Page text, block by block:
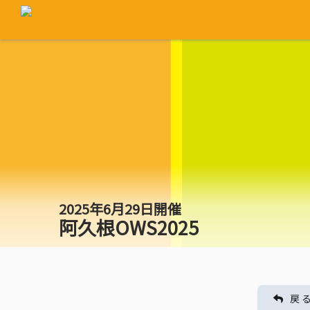
2025年6月29日開催
阿久根OWS2025
戻